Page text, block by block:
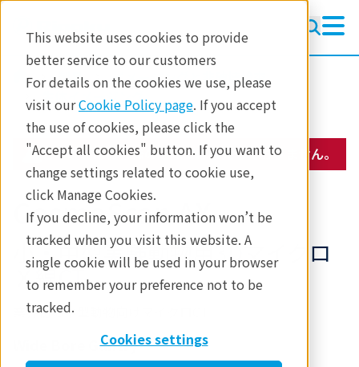
This website uses cookies to provide
better service to our customers
For details on the cookies we use, please
visit ourCookie Policy page. If you accept
the use of cookies, please click the
"Accept all cookies" button. If you want to
change settings related to cookie use,
click Manage Cookies.
If you decline, your information won’t be
tracked when you visit this website. A
single cookie will be used in your browser
to remember your preference not to be
tracked.
Cookies settings
製品
イメージングと非破壊検査
生体イメージング
この製品はお客様の地域では販売しておりません。
CosmoScan AX
小・中型実験動物用3Dマイクロ
Ｘ線CT
業界初の中型動物向けマイクロCT
Wide Bore Gantry